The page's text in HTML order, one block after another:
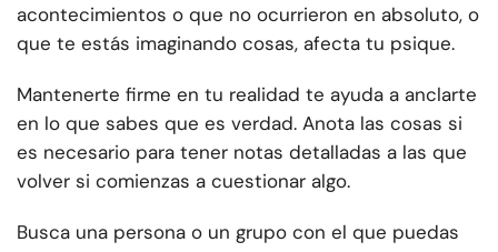
acontecimientos o que no ocurrieron en absoluto, o
que te estás imaginando cosas, afecta tu psique.
Mantenerte firme en tu realidad te ayuda a anclarte
en lo que sabes que es verdad. Anota las cosas si
es necesario para tener notas detalladas a las que
volver si comienzas a cuestionar algo.
Busca una persona o un grupo con el que puedas